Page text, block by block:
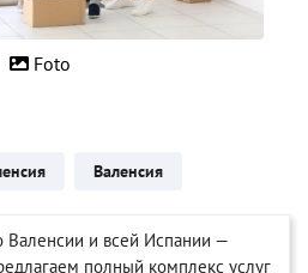
Foto
Валенсия
и всей Испании —
полный комплекс услуг